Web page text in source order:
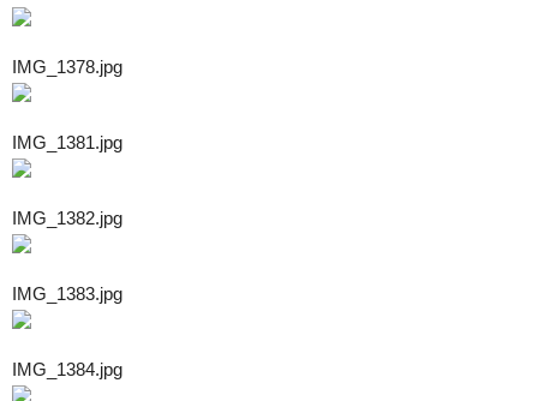
IMG_1378.jpg
IMG_1381.jpg
IMG_1382.jpg
IMG_1383.jpg
IMG_1384.jpg